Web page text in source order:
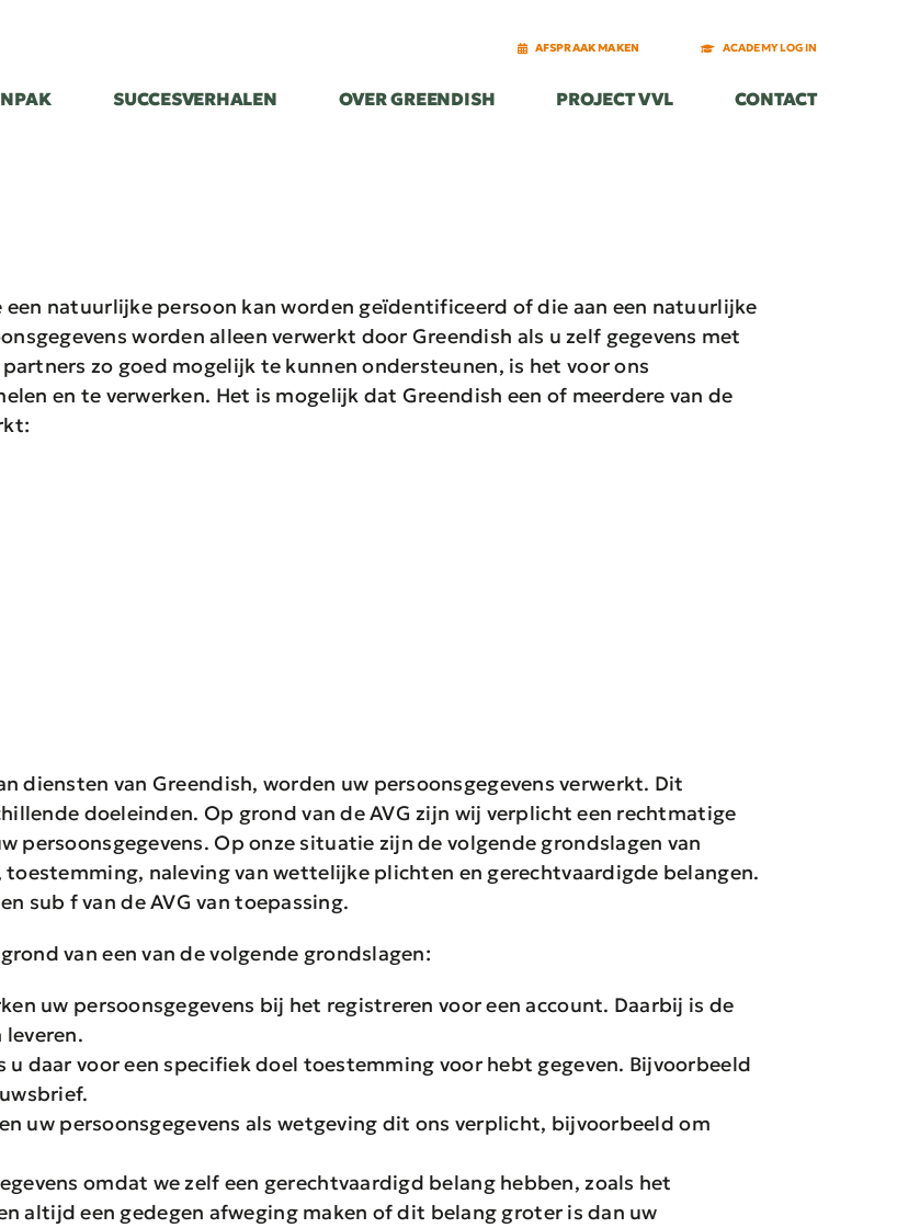
AFSPRAAK MAKEN ACADEMY LOGIN
SUCCESVERHALEN OVER GREENDISH PROJECT VVL CONTACT
AFSPRAAK MAKEN ACADEMY LOGIN
SUCCESVERHALEN OVER GREENDISH PROJECT VVL CONTACT
een natuurlijke persoon kan worden geïdentificeerd of die aan een natuurlijke
worden alleen verwerkt door Greendish als u zelf gegevens met
zo goed mogelijk te kunnen ondersteunen, is het voor ons
en te verwerken. Het is mogelijk dat Greendish een of meerdere van de
diensten van Greendish, worden uw persoonsgegevens verwerkt. Dit
doeleinden. Op grond van de AVG zijn wij verplicht een rechtmatige
persoonsgegevens. Op onze situatie zijn de volgende grondslagen van
naleving van wettelijke plichten en gerechtvaardigde belangen.
sub f van de AVG van toepassing.
van een van de volgende grondslagen:
uw persoonsgegevens bij het registreren voor een account. Daarbij is de
u daar voor een specifiek doel toestemming voor hebt gegeven. Bijvoorbeeld
uw persoonsgegevens als wetgeving dit ons verplicht, bijvoorbeeld om
omdat we zelf een gerechtvaardigd belang hebben, zoals het
altijd een gedegen afweging maken of dit belang groter is dan uw